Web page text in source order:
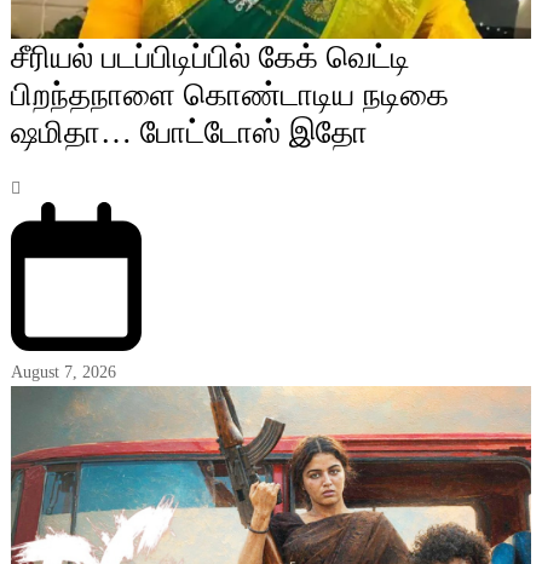
சீரியல் படப்பிடிப்பில் கேக் வெட்டி
பிறந்தநாளை கொண்டாடிய நடிகை
ஷமிதா… போட்டோஸ் இதோ
August 7, 2026